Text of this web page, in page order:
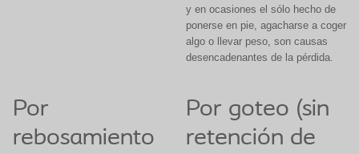
y en ocasiones el sólo hecho de
ponerse en pie, agacharse a coger
algo o llevar peso, son causas
desencadenantes de la pérdida.
Por
rebosamiento
Por goteo (sin
retención de